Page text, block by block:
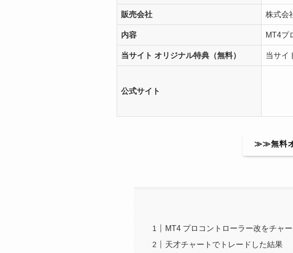
販売会社 株式会
内容 MT4プ
当サイト オリジナル特典（無料） 当サイ
公式サイト
≫≫無料オ
MT4 プロコントローラー改をチャ
天才チャートでトレードした結果